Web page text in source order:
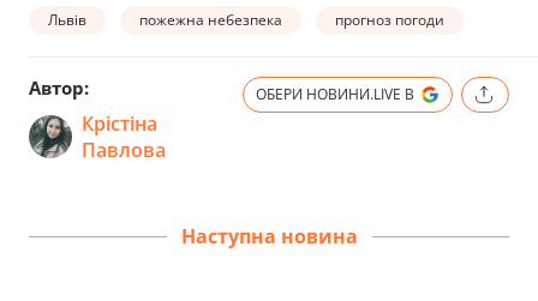
Львів пожежна небезпека прогноз погоди
Автор:
Крістіна
Павлова
ОБЕРИ НОВИНИ.LIVE В
Наступна новина